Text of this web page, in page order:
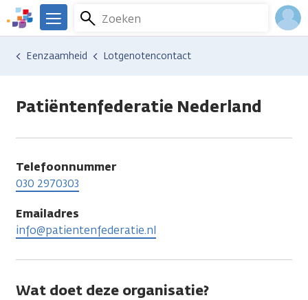
Overslaan
en
naar
We
er
Kanker.nl
Zoeken
Menu
Hulp en ondersteuning
Vind hulp bij kanker
Gedachten en emoties
Eenzaamheid Lotgenotencontact
Patiëntenfederatie Nederland
Telefoonnummer
030 2970303
Emailadres
info@patientenfederatie.nl
Wat doet deze organisatie?